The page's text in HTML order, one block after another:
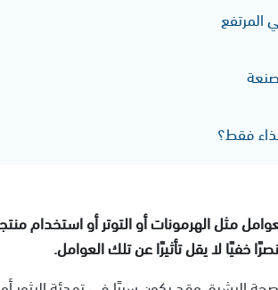
المرتفع
فقط؟
مثل الهرمونات أو التوتر أو استخدام
خفيًا لا يقل تأثيرًا عن تلك العوامل.